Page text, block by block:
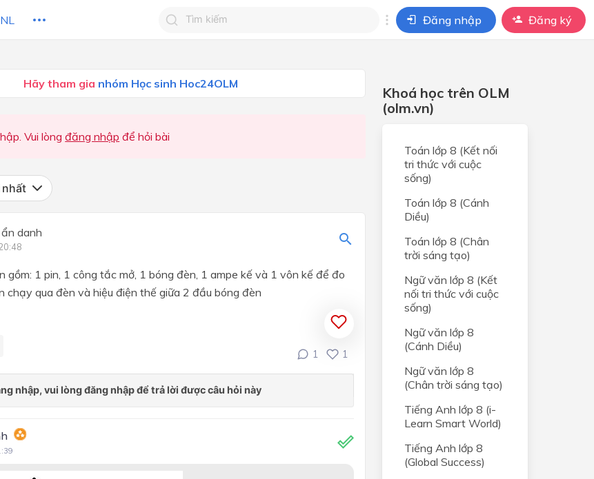
Tìm kiếm câu trả lời cho câu hỏi của
Đăng nhập Đăng ký
Chương I- Cơ học
CHỦ ĐỀ 3. KHỐI LƯỢNG RIÊNG
VÀ ÁP SUẤT
CHỦ ĐỀ 6. NHIỆT
BÀI HỌC
Hãy tham gia nhóm Học sinh Hoc24OLM
Vui lòngđăng nhập để hỏi bài
nhất
danh
gồm: 1 pin, 1 công tắc mở, 1 bóng đèn, 1 ampe kế và 1 vôn kế để đo
chạy qua đèn và hiệu điện thế giữa 2 đầu bóng đèn
1 1
Khoá học trên OLM
(olm.vn)
Toán lớp 8 (Kết nối
tri thức với cuộc
sống)
Toán lớp 8 (Cánh
Diều)
Toán lớp 8 (Chân
trời sáng tạo)
Ngữ văn lớp 8 (Kết
nối tri thức với cuộc
sống)
Ngữ văn lớp 8
(Cánh Diều)
Ngữ văn lớp 8
(Chân trời sáng tạo)
Tiếng Anh lớp 8 (i-
Learn Smart World)
Tiếng Anh lớp 8
(Global Success)